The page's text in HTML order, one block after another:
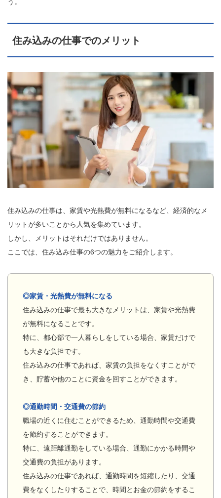
住み込みの仕事でのメリット
住み込みの仕事は、家賃や光熱費が無料になるなど、経済的なメ
リットが多いことから人気を集めています。
しかし、メリットはそれだけではありません。
ここでは、住み込み仕事の6つの魅力をご紹介します。
◎家賃・光熱費が無料になる
住み込みの仕事で最も大きなメリットは、家賃や光熱費
が無料になることです。
特に、都心部で一人暮らしをしている場合、家賃だけで
も大きな負担です。
住み込みの仕事であれば、家賃の負担をなくすことがで
き、貯蓄や他のことに資金を回すことができます。
◎通勤時間・交通費の節約
職場の近くに住むことができるため、通勤時間や交通費
を節約することができます。
特に、遠距離通勤をしている場合、通勤にかかる時間や
交通費の負担があります。
住み込みの仕事であれば、通勤時間を短縮したり、交通
費をなくしたりすることで、時間とお金の節約をするこ